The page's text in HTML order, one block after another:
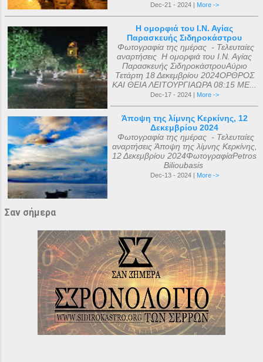
Dec-21 - 2024 | More ->
Η ομορφιά του Ι.Ν. Αγίας
Παρασκευής Σιδηροκάστρου
Φωτογραφία της ημέρας - Τελευταίες
αναρτήσεις Η ομορφιά του Ι.Ν. Αγίας
Παρασκευής ΣιδηροκάστρουΑύριο
Τετάρτη 18 Δεκεμβρίου 2024ΟΡΘΡΟΣ
ΚΑΙ ΘΕΙΑ ΛΕΙΤΟΥΡΓΙΑΩΡΑ 08:15 ΜΕ...
Dec-17 - 2024 | More ->
Άποψη της λίμνης Κερκίνης, 12
Δεκεμβρίου 2024
Φωτογραφία της ημέρας - Τελευταίες
αναρτήσεις Άποψη της λίμνης Κερκίνης,
12 Δεκεμβρίου 2024ΦωτογραφίαPetros
Bilioubasis
Dec-13 - 2024 | More ->
Σαν σήμερα